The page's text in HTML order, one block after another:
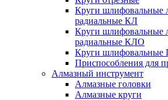
Круги шлифовальные
радиальные КЛ
Круги шлифовальные
радиальные КЛО
Круги шлифовальные
Приспособления для
Алмазный инструмент
Алмазные головки
Алмазные круги